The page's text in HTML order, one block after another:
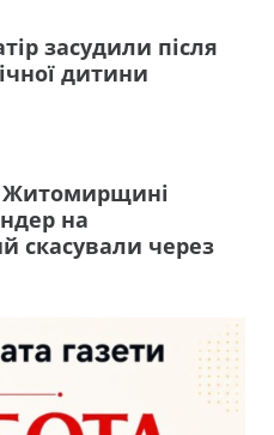
засудили після
дитини
Житомирщині
на
скасували через